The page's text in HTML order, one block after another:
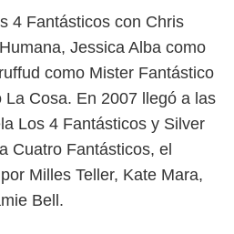
4 Fantásticos con Chris
Jessica Alba como
como Mister Fantástico
Cosa. En 2007 llegó a las
Los 4 Fantásticos y Silver
Cuatro Fantásticos, el
Milles Teller, Kate Mara,
Bell.